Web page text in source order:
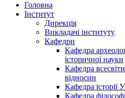
Головна
Інститут
Дирекція
Викладачі інституту
Кафедри
Кафедра
історичної науки
Кафедра
відносин
Кафедра історії
Кафедра